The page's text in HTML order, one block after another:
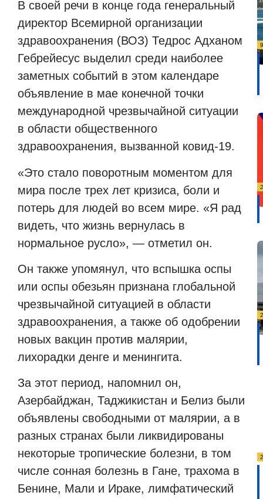
В своей речи в конце года генеральный
директор Всемирной организации
здравоохранения (ВОЗ) Тедрос Адханом
Гебрейесус выделил среди наиболее
заметных событий в этом календаре
объявление в мае конечной точки
международной чрезвычайной ситуации
в области общественного
здравоохранения, вызванной ковид-19.
«Это стало поворотным моментом для
мира после трех лет кризиса, боли и
потерь для людей во всем мире. «Я рад
видеть, что жизнь вернулась в
нормальное русло», — отметил он.
Он также упомянул, что вспышка оспы
или оспы обезьян признана глобальной
чрезвычайной ситуацией в области
здравоохранения, а также об одобрении
новых вакцин против малярии,
лихорадки денге и менингита.
За этот период, напомнил он,
Азербайджан, Таджикистан и Белиз были
объявлены свободными от малярии, а в
разных странах были ликвидированы
некоторые тропические болезни, в том
числе сонная болезнь в Гане, трахома в
Бенине, Мали и Ираке, лимфатический